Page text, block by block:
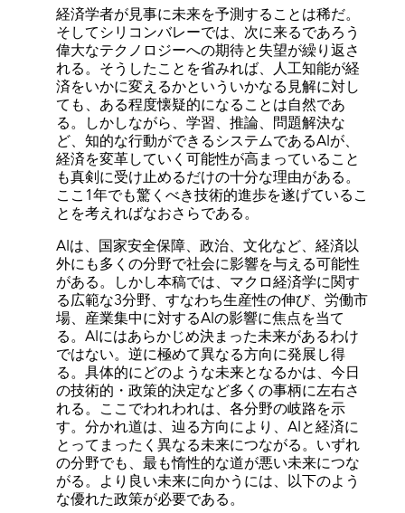
経済学者が見事に未来を予測することは稀だ。
そしてシリコンバレーでは、次に来るであろう
偉大なテクノロジーへの期待と失望が繰り返さ
れる。そうしたことを省みれば、人工知能が経
済をいかに変えるかといういかなる見解に対し
ても、ある程度懐疑的になることは自然であ
る。しかしながら、学習、推論、問題解決な
ど、知的な行動ができるシステムであるAIが、
経済を変革していく可能性が高まっていること
も真剣に受け止めるだけの十分な理由がある。
ここ1年でも驚くべき技術的進歩を遂げているこ
とを考えればなおさらである。
AIは、国家安全保障、政治、文化など、経済以
外にも多くの分野で社会に影響を与える可能性
がある。しかし本稿では、マクロ経済学に関す
る広範な3分野、すなわち生産性の伸び、労働市
場、産業集中に対するAIの影響に焦点を当て
る。AIにはあらかじめ決まった未来があるわけ
ではない。逆に極めて異なる方向に発展し得
る。具体的にどのような未来となるかは、今日
の技術的・政策的決定など多くの事柄に左右さ
れる。ここでわれわれは、各分野の岐路を示
す。分かれ道は、辿る方向により、AIと経済に
とってまったく異なる未来につながる。いずれ
の分野でも、最も惰性的な道が悪い未来につな
がる。より良い未来に向かうには、以下のよう
な優れた政策が必要である。